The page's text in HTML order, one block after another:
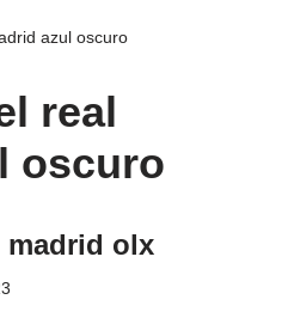
azul oscuro
real
oscuro
madrid olx